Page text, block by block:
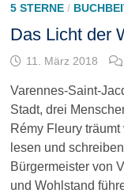
5 STERNE/
Das Licht der
11. März 2018
Varennes-Saint-
Stadt, drei
Rémy Fleury
lesen und
Bürgermeister von
und Wohlstand